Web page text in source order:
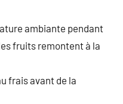
ambiante pendant
fruits remontent à la
frais avant de la